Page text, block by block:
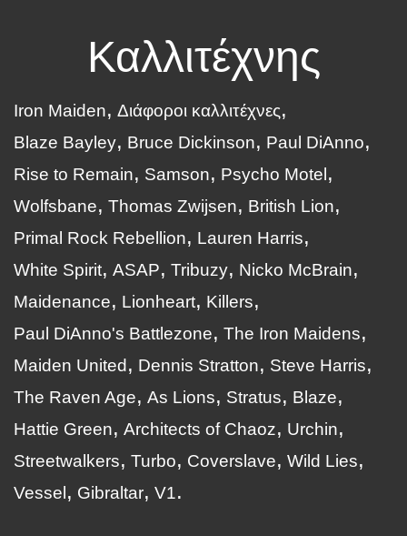
Καλλιτέχνης
Iron Maiden
Διάφοροι καλλιτέχνες
Blaze Bayley
Bruce Dickinson
Paul DiAnno
Rise to Remain
Samson
Psycho Motel
Wolfsbane
Thomas Zwijsen
British Lion
Primal Rock Rebellion
Lauren Harris
White Spirit ASAP Tribuzy
Nicko McBrain
Maidenance
Lionheart
Killers
Paul DiAnno's Battlezone
The Iron Maidens
Maiden United
Dennis Stratton
Steve Harris
The Raven Age
As Lions Stratus
Blaze
Hattie Green
Architects of Chaoz
Urchin
Streetwalkers
Turbo Coverslave
Wild Lies
Vessel
Gibraltar V1